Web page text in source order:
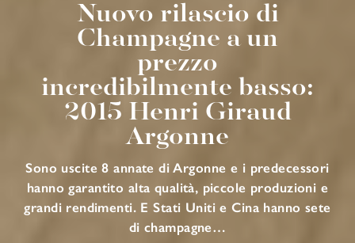
Nuovo rilascio di
Champagne a un
prezzo
incredibilmente basso:
2015 Henri Giraud
Argonne
Sono uscite 8 annate di Argonne e i predecessori
hanno garantito alta qualità, piccole produzioni e
grandi rendimenti. E Stati Uniti e Cina hanno sete
di champagne…